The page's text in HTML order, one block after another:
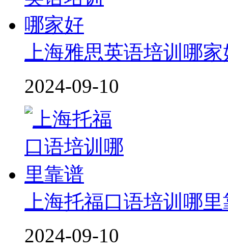
上海雅思英语培训哪
2024-09-10
上海托福口语培训哪
2024-09-10